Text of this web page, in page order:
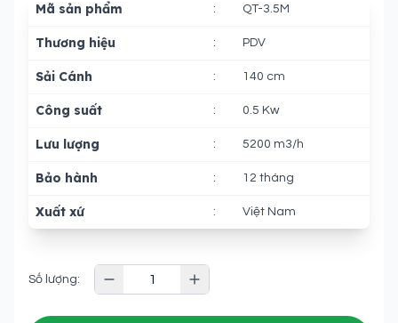
Mã sản phẩm : QT-3.5M
Thương hiệu : PDV
Sải Cánh : 140 cm
Công suất : 0.5 Kw
Lưu lượng : 5200 m3/h
Bảo hành : 12 tháng
Xuất xứ : Việt Nam
Số lượng: